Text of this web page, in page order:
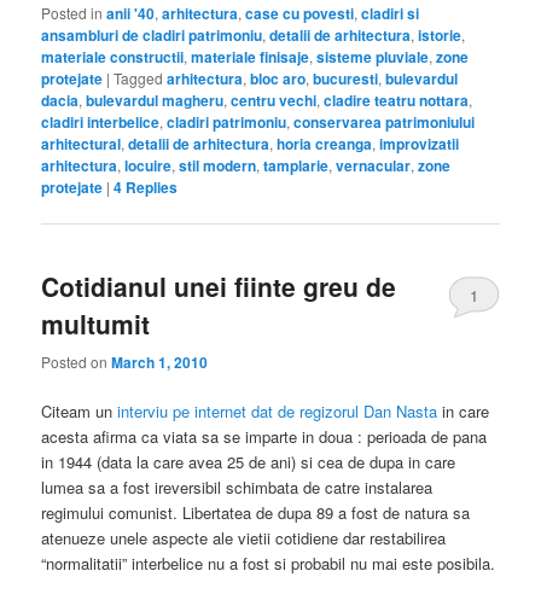
Posted in anii '40,arhitectura,case cu povesti,cladiri si
ansambluri de cladiri patrimoniu,detalii de arhitectura,istorie,
materiale constructii,materiale finisaje,sisteme pluviale,zone
protejate |Tagged arhitectura,bloc aro,bucuresti,bulevardul
dacia,bulevardul magheru,centru vechi,cladire teatru nottara,
cladiri interbelice,cladiri patrimoniu,conservarea patrimoniului
arhitectural,detalii de arhitectura,horia creanga,improvizatii
arhitectura,locuire,stil modern,tamplarie,vernacular,zone
protejate |4 Replies
Cotidianul unei fiinte greu de
multumit
Posted onMarch 1, 2010
1
Citeam un interviu pe internet dat de regizorul Dan Nasta in care
acesta afirma ca viata sa se imparte in doua : perioada de pana
in 1944 (data la care avea 25 de ani) si cea de dupa in care
lumea sa a fost ireversibil schimbata de catre instalarea
regimului comunist. Libertatea de dupa 89 a fost de natura sa
atenueze unele aspecte ale vietii cotidiene dar restabilirea
“normalitatii” interbelice nu a fost si probabil nu mai este posibila.